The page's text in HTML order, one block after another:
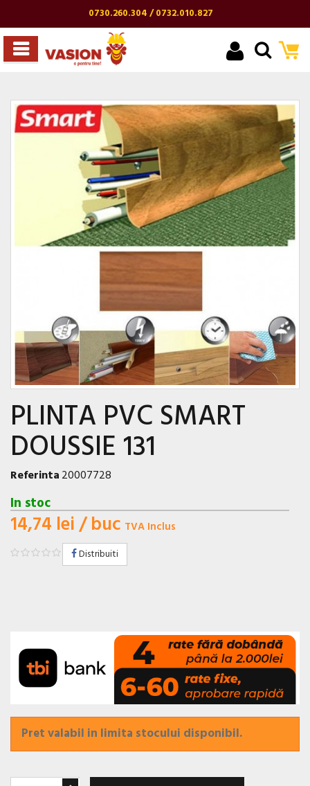
0730.260.304 / 0732.010.827
PLINTA PVC SMART
DOUSSIE 131
Referinta20007728
In stoc
14,74 lei/ buc TVA Inclus
Distribuiti
Pret valabil in limita stocului disponibil.